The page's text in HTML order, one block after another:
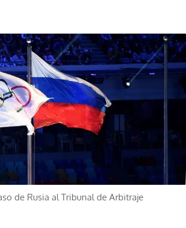
de Rusia al Tribunal de Arbitraje